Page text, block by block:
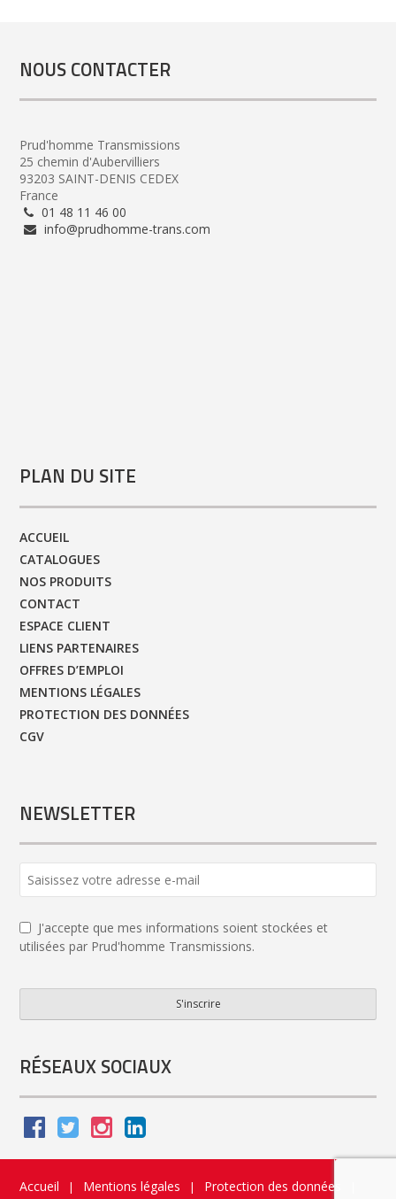
NOUS CONTACTER
Prud'homme Transmissions
25 chemin d'Aubervilliers
93203 SAINT-DENIS CEDEX
France
01 48 11 46 00
info@prudhomme-trans.com
PLAN DU SITE
ACCUEIL
CATALOGUES
NOS PRODUITS
CONTACT
ESPACE CLIENT
LIENS PARTENAIRES
OFFRES D’EMPLOI
MENTIONS LÉGALES
PROTECTION DES DONNÉES
CGV
NEWSLETTER
J'accepte que mes informations soient stockées et
utilisées par Prud'homme Transmissions.
S'inscrire
RÉSEAUX SOCIAUX
Accueil | Mentions légales | Protection des données